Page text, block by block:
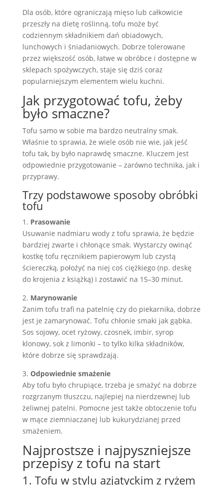
Dla osób, które ograniczają mięso lub całkowicie
przeszły na dietę roślinną, tofu może być
codziennym składnikiem dań obiadowych,
lunchowych i śniadaniowych. Dobrze tolerowane
przez większość osób, łatwe w obróbce i dostępne w
sklepach spożywczych, staje się dziś coraz
popularniejszym elementem wielu kuchni.
Jak przygotować tofu, żeby
było smaczne?
Tofu samo w sobie ma bardzo neutralny smak.
Właśnie to sprawia, że wiele osób nie wie, jak jeść
tofu tak, by było naprawdę smaczne. Kluczem jest
odpowiednie przygotowanie – zarówno technika, jak i
przyprawy.
Trzy podstawowe sposoby obróbki
tofu
1. Prasowanie
Usuwanie nadmiaru wody z tofu sprawia, że będzie
bardziej zwarte i chłonące smak. Wystarczy owinąć
kostkę tofu ręcznikiem papierowym lub czystą
ściereczką, położyć na niej coś ciężkiego (np. deskę
do krojenia z książką) i zostawić na 15–30 minut.
2. Marynowanie
Zanim tofu trafi na patelnię czy do piekarnika, dobrze
jest je zamarynować. Tofu chłonie smaki jak gąbka.
Sos sojowy, ocet ryżowy, czosnek, imbir, syrop
klonowy, sok z limonki – to tylko kilka składników,
które dobrze się sprawdzają.
3. Odpowiednie smażenie
Aby tofu było chrupiące, trzeba je smażyć na dobrze
rozgrzanym tłuszczu, najlepiej na nierdzewnej lub
żeliwnej patelni. Pomocne jest także obtoczenie tofu
w mące ziemniaczanej lub kukurydzianej przed
smażeniem.
Najprostsze i najpyszniejsze
przepisy z tofu na start
1. Tofu w stylu azjatyckim z ryżem